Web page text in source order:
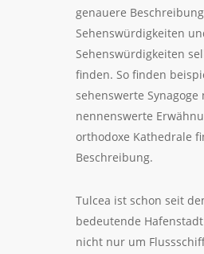
genauere
Sehenswürdigkeiten
Sehenswürdigkeiten
finden. So finden
sehenswerte
nennenswerte
orthodoxe Kathedrale
Beschreibung.
Tulcea ist schon seit
bedeutende
nicht nur um